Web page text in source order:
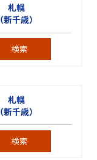
札幌
（新千歳）
検索
札幌
（新千歳）
検索